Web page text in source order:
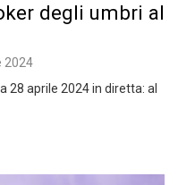
degli umbri al
2024
28 aprile 2024 in diretta: al